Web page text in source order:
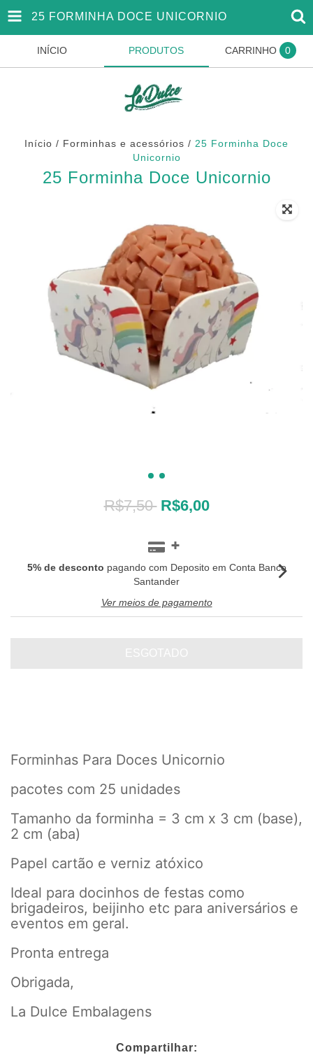
25 FORMINHA DOCE UNICORNIO
INÍCIO PRODUTOS CARRINHO 0
Início / Forminhas e acessórios / 25 Forminha Doce
Unicornio
25 Forminha Doce Unicornio
R$7,50 R$6,00
5% de desconto pagando com Deposito em Conta Banco
Santander
Ver meios de pagamento
Forminhas Para Doces Unicornio
pacotes com 25 unidades
Tamanho da forminha = 3 cm x 3 cm (base),
2 cm (aba)
Papel cartão e verniz atóxico
Ideal para docinhos de festas como
brigadeiros, beijinho etc para aniversários e
eventos em geral.
Pronta entrega
Obrigada,
La Dulce Embalagens
Compartilhar: